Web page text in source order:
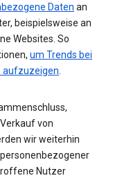
Daten an
beispielsweise an
Websites. So
um Trends bei
aufzuzeigen.
von
wir weiterhin
Nutzer